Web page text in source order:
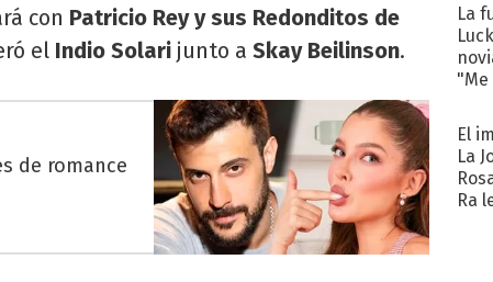
con Patricio Rey y sus Redonditos de
el Indio Solari junto a Skay Beilinson.
de romance
La
"Me
El
La
Ra